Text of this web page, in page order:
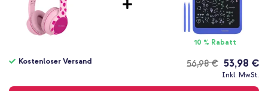
10 % Rabatt
56,98 €
Kostenloser Versand 53,98 €
Inkl. MwSt.
Versand